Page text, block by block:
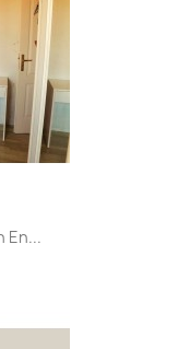
En...